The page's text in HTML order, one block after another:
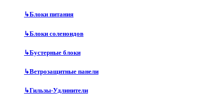
↳Блоки питания
↳Блоки соленоидов
↳Бустерные блоки
↳Ветрозащитные панели
↳Гильзы-Удлинители